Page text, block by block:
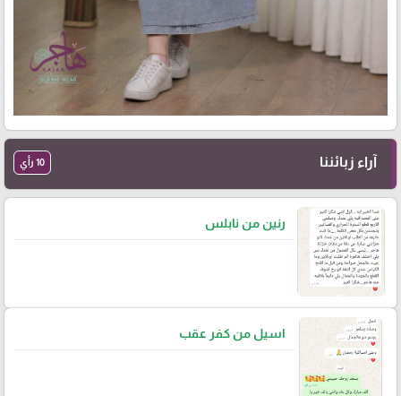
آراء زبائننا 10 رأي
رنين من نابلس
اسيل من كفر عقب